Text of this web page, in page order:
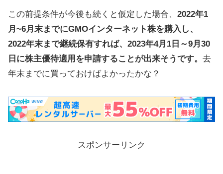
この前提条件が今後も続くと仮定した場合、 2022年1
月~6月末までにGMOインターネット株を購入し、
2022年末まで継続保有すれば、2023年4月1日～9月30
日に株主優待適用を申請することが出来そうです。 去
年末までに買っておけばよかったかな？
スポンサーリンク